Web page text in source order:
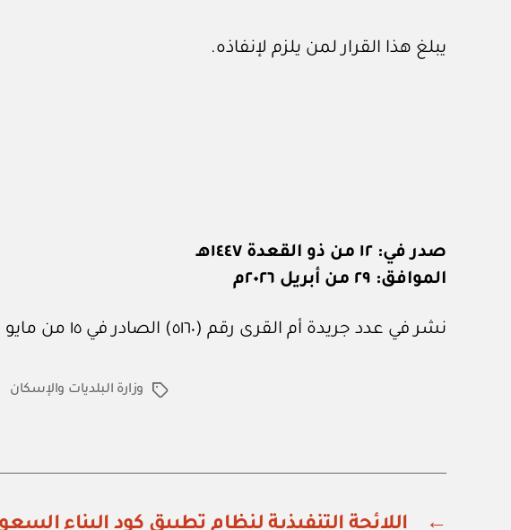
يبلغ هذا القرار لمن يلزم لإنفاذه.
صدر في: ١٢ من ذو القعدة ١٤٤٧هـ
الموافق: ٢٩ من أبريل ٢٠٢٦م
نشر في عدد جريدة أم القرى رقم (٥١٦٠) الصادر في ١٥ من مايو ٢٠٢٦م.
الوسوموزارة البلديات والإسكان